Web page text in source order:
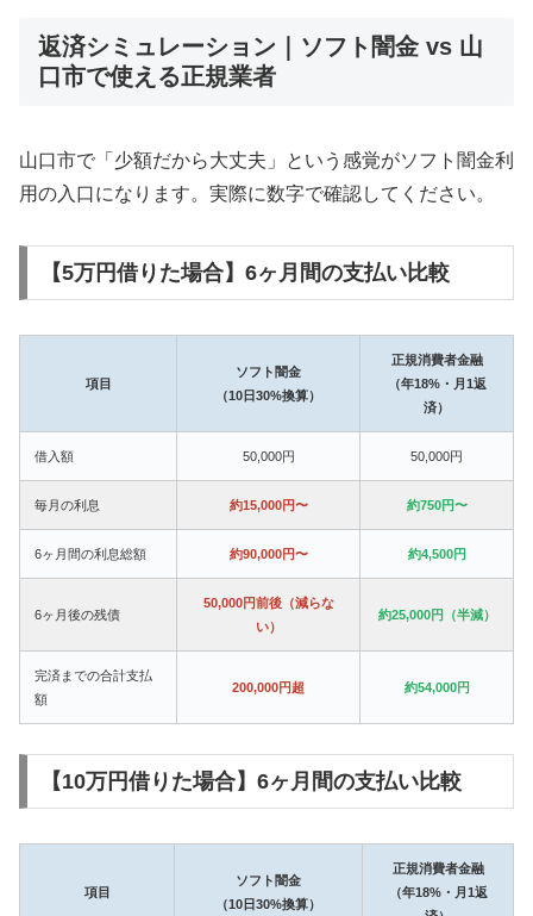
返済シミュレーション｜ソフト闇金 vs 山
口市で使える正規業者
山口市で「少額だから大丈夫」という感覚がソフト闇金利
用の入口になります。実際に数字で確認してください。
【5万円借りた場合】6ヶ月間の支払い比較
項目
ソフト闇金
（10日30%換算）
正規消費者金融
（年18%・月1返
済）
借入額 50,000円 50,000円
毎月の利息 約15,000円〜 約750円〜
6ヶ月間の利息総額 約90,000円〜 約4,500円
6ヶ月後の残債
50,000円前後（減らな
い）
約25,000円（半減）
完済までの合計支払
額
200,000円超 約54,000円
【10万円借りた場合】6ヶ月間の支払い比較
項目
ソフト闇金
（10日30%換算）
正規消費者金融
（年18%・月1返